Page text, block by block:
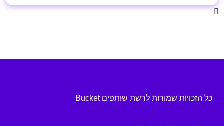
כל הזכויות שמורות לרשת שותפים Bucket